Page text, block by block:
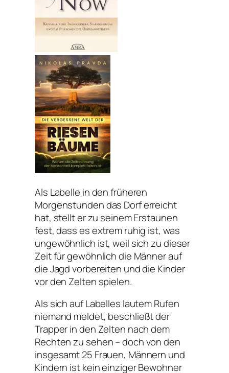
Als Labelle in den früheren
Morgenstunden das Dorf erreicht
hat, stellt er zu seinem Erstaunen
fest, dass es extrem ruhig ist, was
ungewöhnlich ist, weil sich zu dieser
Zeit für gewöhnlich die Männer auf
die Jagd vorbereiten und die Kinder
vor den Zelten spielen.
Als sich auf Labelles lautem Rufen
niemand meldet, beschließt der
Trapper in den Zelten nach dem
Rechten zu sehen – doch von den
insgesamt 25 Frauen, Männern und
Kindern ist kein einziger Bewohner